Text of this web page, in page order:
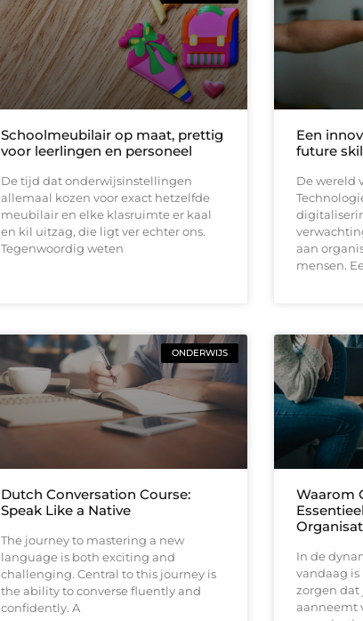
Schoolmeubilair op maat, prettig
voor leerlingen en personeel
De tijd dat onderwijsinstellingen
allemaal kozen voor exact hetzelfde
meubilair en elke klasruimte er kaal
en kil uitzag, die ligt ver echter ons.
Tegenwoordig weten
Een
future
De wereld
aan
mensen.
ONDERWIJS
Dutch Conversation Course:
Speak Like a Native
The journey to mastering a new
language is both exciting and
challenging. Central to this journey is
the ability to converse fluently and
confidently. A
Waarom
In de
vandaag is
zorgen dat
aanneemt